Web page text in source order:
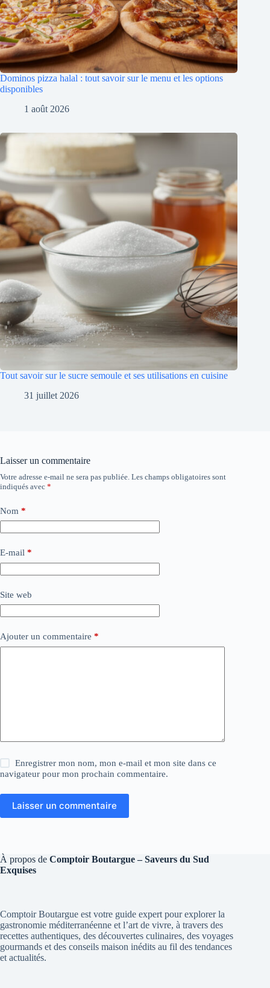
Dominos pizza halal : tout savoir sur le menu et les options
disponibles
1 août 2026
Tout savoir sur le sucre semoule et ses utilisations en cuisine
31 juillet 2026
Laisser un commentaire
Votre adresse e-mail ne sera pas publiée. Les champs obligatoires sont
indiqués avec *
Nom *
E-mail *
Site web
Ajouter un commentaire *
Enregistrer mon nom, mon e-mail et mon site dans ce
navigateur pour mon prochain commentaire.
Laisser un commentaire
À propos de Comptoir Boutargue – Saveurs du Sud
Exquises
Comptoir Boutargue est votre guide expert pour explorer la
gastronomie méditerranéenne et l’art de vivre, à travers des
recettes authentiques, des découvertes culinaires, des voyages
gourmands et des conseils maison inédits au fil des tendances
et actualités.